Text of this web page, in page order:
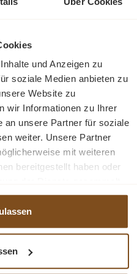
und Anzeigen zu
soziale Medien anbieten zu
Website zu
wir Informationen zu Ihrer
an unsere Partner für soziale
weiter. Unsere Partner
mit weiteren
bereitgestellt haben oder
und bereits montiert.
55 cm
Schrank